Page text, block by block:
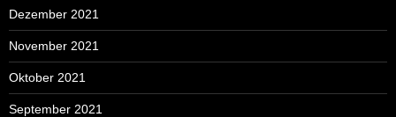
Dezember 2021
November 2021
Oktober 2021
September 2021